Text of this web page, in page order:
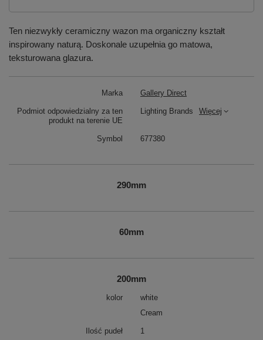
Ten niezwykły ceramiczny wazon ma organiczny kształt
inspirowany naturą. Doskonale uzupełnia go matowa,
teksturowana glazura.
Marka Gallery Direct
Podmiot odpowiedzialny za ten
produkt na terenie UE
Lighting Brands Więcej
Symbol 677380
290mm
60mm
200mm
kolor
white
Cream
Ilość pudeł 1